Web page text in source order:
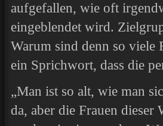
aufgefallen, wie oft
eingeblendet wird.
Warum sind denn so viele
ein Sprichwort, dass die
„Man ist so alt, wie man
da, aber die Frauen dieser